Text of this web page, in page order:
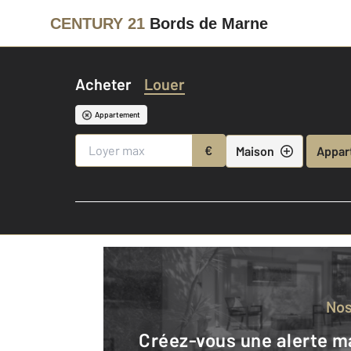
CENTURY 21 Bords de Marne
Acheter Louer
Appartement
€ Maison
Créez-vous une alerte mail pour être averti quand une annonce est en ligne et consultez la